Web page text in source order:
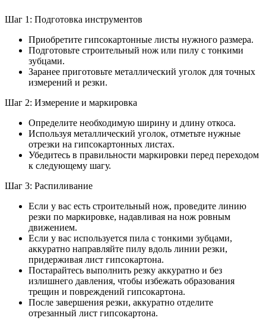
Шаг 1: Подготовка инструментов
Приобретите гипсокартонные листы нужного размера.
Подготовьте строительный нож или пилу с тонкими
зубцами.
Заранее приготовьте металлический уголок для точных
измерений и резки.
Шаг 2: Измерение и маркировка
Определите необходимую ширину и длину откоса.
Используя металлический уголок, отметьте нужные
отрезки на гипсокартонных листах.
Убедитесь в правильности маркировки перед переходом
к следующему шагу.
Шаг 3: Распиливание
Если у вас есть строительный нож, проведите линию
резки по маркировке, надавливая на нож ровным
движением.
Если у вас используется пила с тонкими зубцами,
аккуратно направляйте пилу вдоль линии резки,
придерживая лист гипсокартона.
Постарайтесь выполнить резку аккуратно и без
излишнего давления, чтобы избежать образования
трещин и повреждений гипсокартона.
После завершения резки, аккуратно отделите
отрезанный лист гипсокартона.